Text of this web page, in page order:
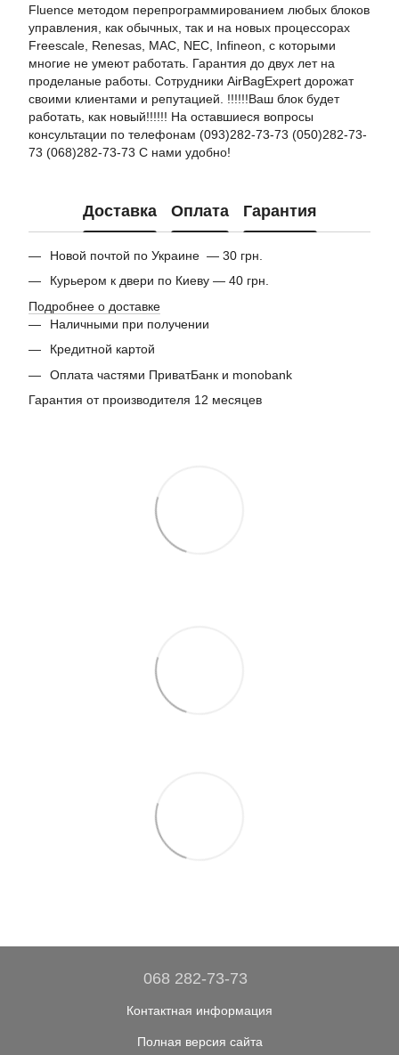
Fluence методом перепрограммированием любых блоков
управления, как обычных, так и на новых процессорах
Freescale, Renesas, MAC, NEC, Infineon, с которыми
многие не умеют работать. Гарантия до двух лет на
проделаные работы. Сотрудники AirBagExpert дорожат
своими клиентами и репутацией. !!!!!!Ваш блок будет
работать, как новый!!!!!! На оставшиеся вопросы
консультации по телефонам (093)282-73-73 (050)282-73-
73 (068)282-73-73 С нами удобно!
Доставка Оплата Гарантия
Новой почтой по Украине — 30 грн.
Курьером к двери по Киеву — 40 грн.
Подробнее о доставке
Наличными при получении
Кредитной картой
Оплата частями ПриватБанк и monobank
Гарантия от производителя 12 месяцев
068 282-73-73
Контактная информация
Полная версия сайта